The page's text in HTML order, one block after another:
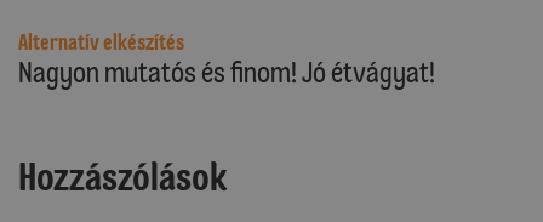
Alternatív elkészítés
Nagyon mutatós és finom! Jó étvágyat!
Hozzászólások